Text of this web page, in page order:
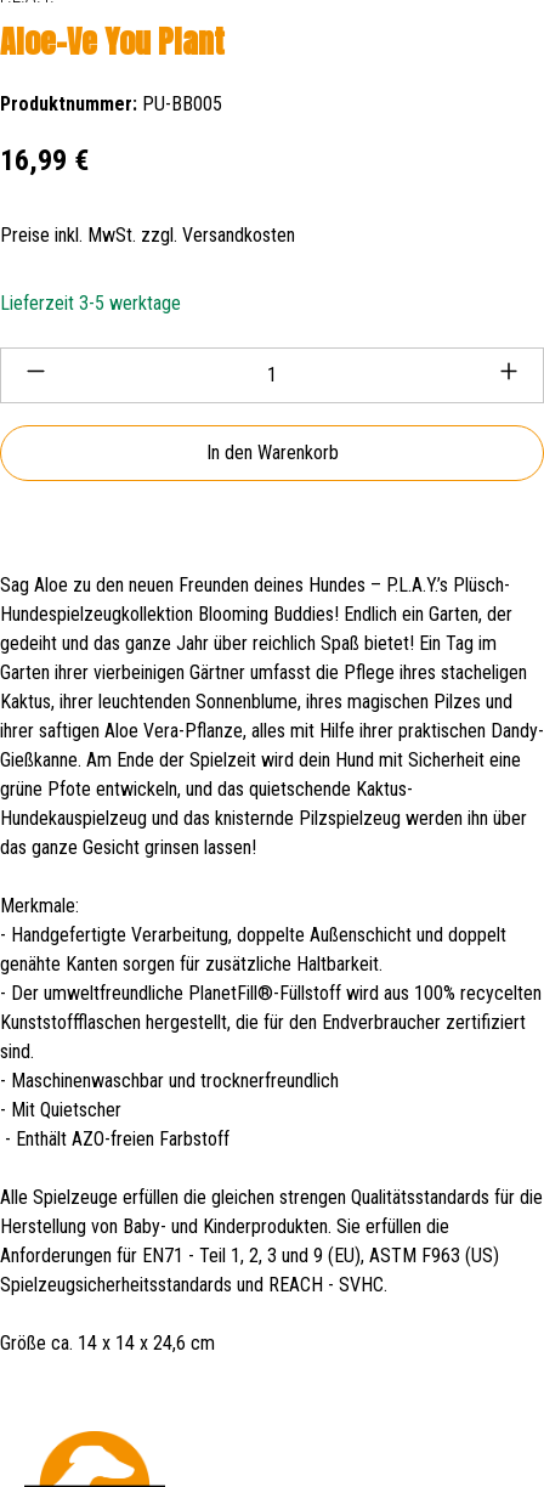
Aloe-Ve You Plant
Produktnummer: PU-BB005
Regulärer Preis:
16,99 €
Preise inkl. MwSt. zzgl. Versandkosten
Lieferzeit 3-5 werktage
Produkt Anzahl: Gib den gewünschten Wert ein oder
In den Warenkorb
Sag Aloe zu den neuen Freunden deines Hundes – P.L.A.Y.’s Plüsch-
Hundespielzeugkollektion Blooming Buddies! Endlich ein Garten, der
gedeiht und das ganze Jahr über reichlich Spaß bietet! Ein Tag im
Garten ihrer vierbeinigen Gärtner umfasst die Pflege ihres stacheligen
Kaktus, ihrer leuchtenden Sonnenblume, ihres magischen Pilzes und
ihrer saftigen Aloe Vera-Pflanze, alles mit Hilfe ihrer praktischen Dandy-
Gießkanne. Am Ende der Spielzeit wird dein Hund mit Sicherheit eine
grüne Pfote entwickeln, und das quietschende Kaktus-
Hundekauspielzeug und das knisternde Pilzspielzeug werden ihn über
das ganze Gesicht grinsen lassen!
Merkmale:
- Handgefertigte Verarbeitung, doppelte Außenschicht und doppelt
genähte Kanten sorgen für zusätzliche Haltbarkeit.
- Der umweltfreundliche PlanetFill®-Füllstoff wird aus 100% recycelten
Kunststoffflaschen hergestellt, die für den Endverbraucher zertifiziert
sind.
- Maschinenwaschbar und trocknerfreundlich
- Mit Quietscher
- Enthält AZO-freien Farbstoff
Alle Spielzeuge erfüllen die gleichen strengen Qualitätsstandards für die
Herstellung von Baby- und Kinderprodukten. Sie erfüllen die
Anforderungen für EN71 - Teil 1, 2, 3 und 9 (EU), ASTM F963 (US)
Spielzeugsicherheitsstandards und REACH - SVHC.
Größe ca. 14 x 14 x 24,6 cm